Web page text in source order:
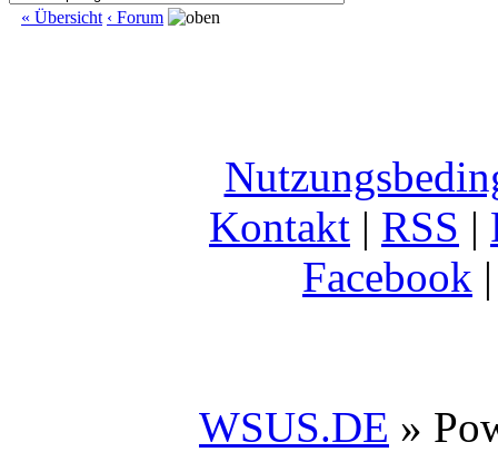
« Übersicht ‹ Forum
Kontakt | RSS |
Facebook
WSUS.DE »